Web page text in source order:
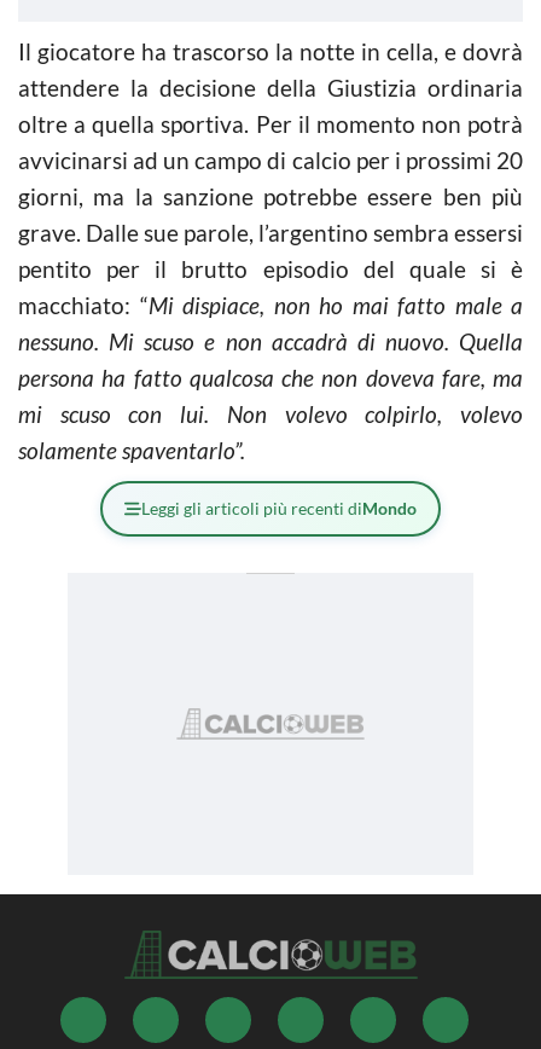
Il giocatore ha trascorso la notte in cella, e dovrà
attendere la decisione della Giustizia ordinaria
oltre a quella sportiva. Per il momento non potrà
avvicinarsi ad un campo di calcio per i prossimi 20
giorni, ma la sanzione potrebbe essere ben più
grave. Dalle sue parole, l’argentino sembra essersi
pentito per il brutto episodio del quale si è
macchiato: “Mi dispiace, non ho mai fatto male a
nessuno. Mi scuso e non accadrà di nuovo. Quella
persona ha fatto qualcosa che non doveva fare, ma
mi scuso con lui. Non volevo colpirlo, volevo
solamente spaventarlo”.
Leggi gli articoli più recenti diMondo